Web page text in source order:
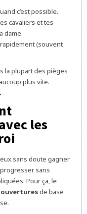
c’est possible.
cavaliers et tes
dame.
rapidement (souvent
la plupart des pièges
plus vite.
les
sans doute gagner
sans
Pour ça, le
de base